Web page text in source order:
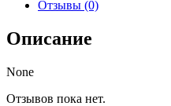
(Cладкий
Отзывы (0)
Описание
None
Отзывов пока нет.